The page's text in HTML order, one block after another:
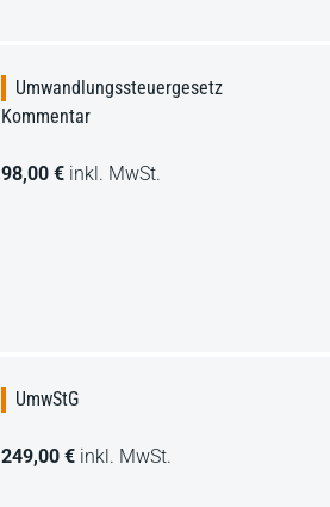
Umwandlungssteuergesetz
Kommentar
98,00 € inkl. MwSt.
UmwStG
249,00 € inkl. MwSt.